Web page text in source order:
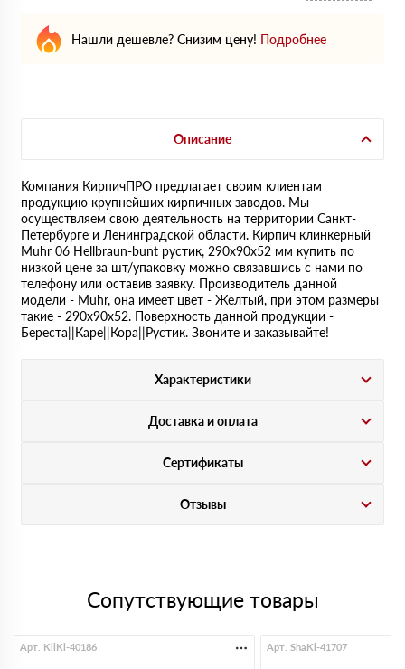
Нашли дешевле? Снизим цену! Подробнее
Описание
Компания КирпичПРО предлагает своим клиентам
продукцию крупнейших кирпичных заводов. Мы
осуществляем свою деятельность на территории Санкт-
Петербурге и Ленинградской области. Кирпич клинкерный
Muhr 06 Hellbraun-bunt рустик, 290х90х52 мм купить по
низкой цене за шт/упаковку можно связавшись с нами по
телефону или оставив заявку. Производитель данной
модели - Muhr, она имеет цвет - Желтый, при этом размеры
такие - 290х90х52. Поверхность данной продукции -
Береста||Каре||Кора||Рустик. Звоните и заказывайте!
Характеристики
Доставка и оплата
Сертификаты
Отзывы
Сопутствующие товары
Арт. KliKi-40186 Арт. ShaKi-41707